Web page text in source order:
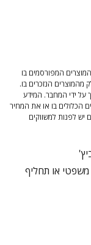
המפורסמים בו
הנזכרים בו.
על ידי המחבר. המידע
הכלולים בו או את המחיר
יש לפנות למשווקים
משפטי או תחליף